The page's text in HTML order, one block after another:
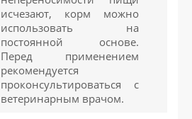
исчезают, корм можно
использовать на
постоянной основе.
Перед применением
рекомендуется
проконсультироваться с
ветеринарным врачом.